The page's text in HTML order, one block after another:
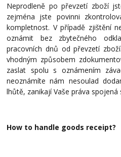
Neprodleně po převzetí zboží
zejména jste povinni
kompletnost. V případě zjištění
oznámit bez zbytečného
pracovních dnů od převzetí
vhodným způsobem
zaslat spolu s oznámením
neoznámíte nám nesoulad
lhůtě, zanikají Vaše práva spojená
How to handle goods receipt?